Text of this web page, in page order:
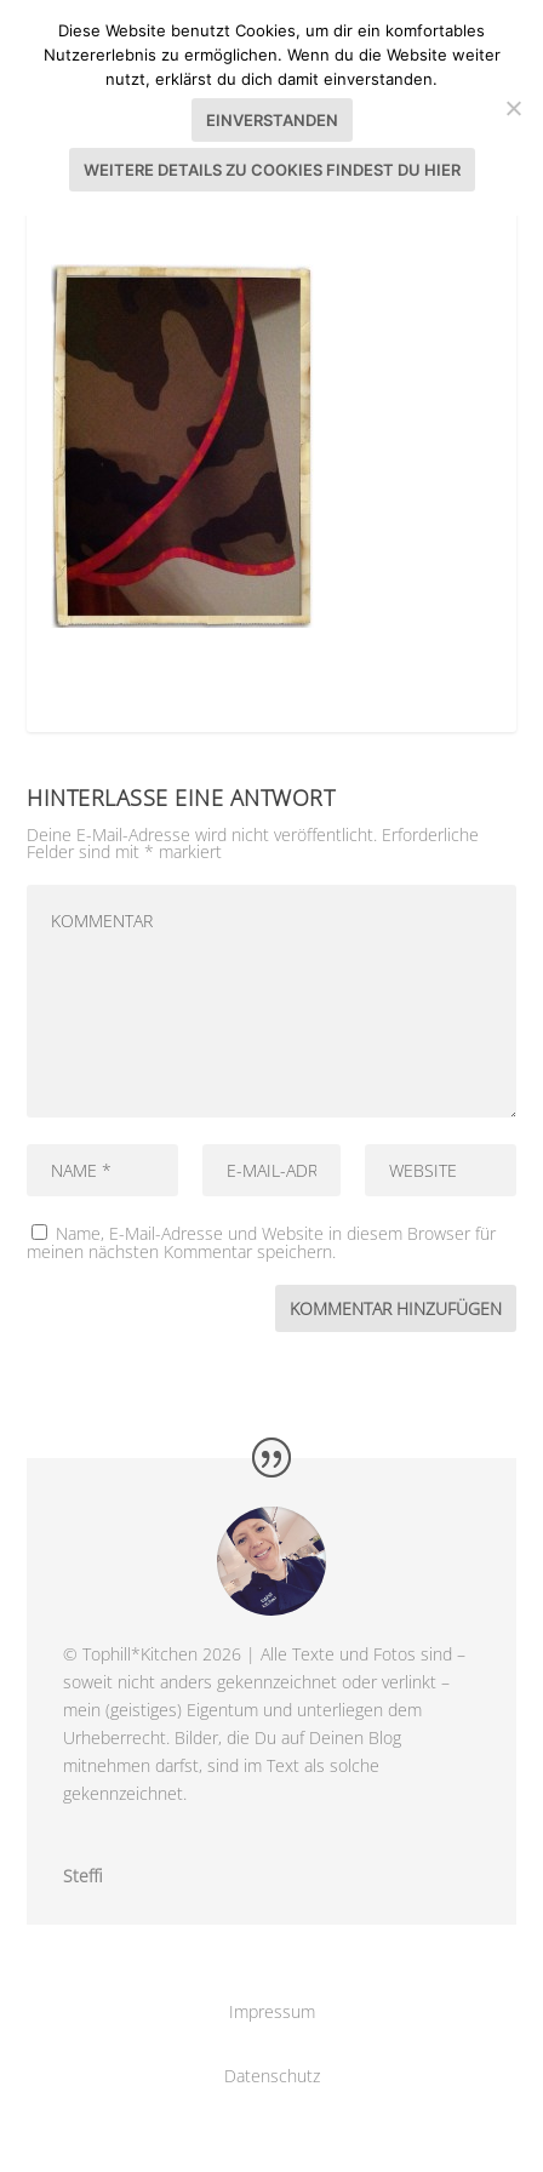
ROCK „FRIENDLY FELDWEBEL“
HINTERLASSE EINE ANTWORT
Deine E-Mail-Adresse wird nicht veröffentlicht. Erforderliche
Felder sind mit * markiert
Name, E-Mail-Adresse und Website in diesem Browser für
meinen nächsten Kommentar speichern.
© Tophill*Kitchen 2026 | Alle Texte und Fotos sind –
soweit nicht anders gekennzeichnet oder verlinkt –
mein (geistiges) Eigentum und unterliegen dem
Urheberrecht. Bilder, die Du auf Deinen Blog
mitnehmen darfst, sind im Text als solche
gekennzeichnet.
Steffi
Impressum
Datenschutz
Diese Website benutzt Cookies, um dir ein komfortables
Nutzererlebnis zu ermöglichen. Wenn du die Website weiter
nutzt, erklärst du dich damit einverstanden.
EINVERSTANDEN
WEITERE DETAILS ZU COOKIES FINDEST DU HIER